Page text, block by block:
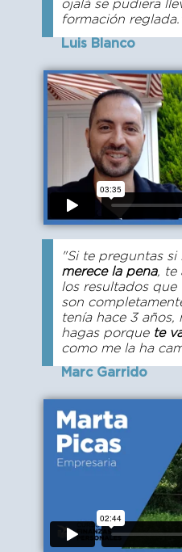
ojalá se pudiera
formación
Luis Blanco
"Si te preguntas si
merece la pena, te
los resultados que
son
tenía hace 3 años,
hagas porque te
como me la ha
Marc Garrido